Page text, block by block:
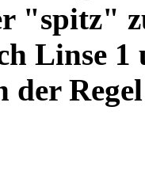
"spitz"
Linse
der Regel